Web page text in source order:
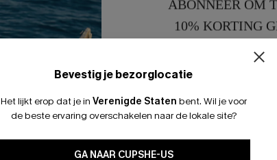
Bevestig je bezorglocatie
Het lijkt erop dat je in Verenigde Staten bent. Wil je voor
de beste ervaring overschakelen naar de lokale site?
GA NAAR CUPSHE-US
ABONNEER OM
10% KORTING
15%